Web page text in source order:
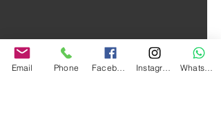
Email Phone